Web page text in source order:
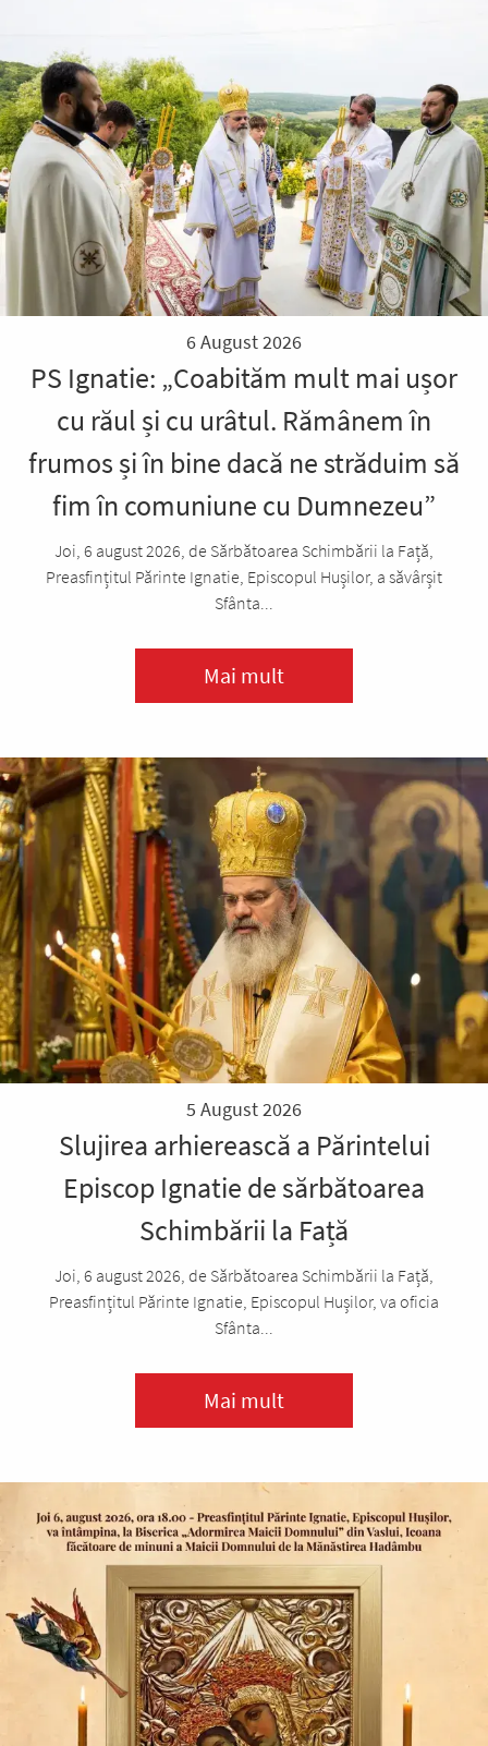
6 August 2026
PS Ignatie: „Coabităm mult mai ușor
cu răul și cu urâtul. Rămânem în
frumos și în bine dacă ne străduim să
fim în comuniune cu Dumnezeu”
Joi, 6 august 2026, de Sărbătoarea Schimbării la Față,
Preasfințitul Părinte Ignatie, Episcopul Hușilor, a săvârșit
Sfânta...
Mai mult
5 August 2026
Slujirea arhierească a Părintelui
Episcop Ignatie de sărbătoarea
Schimbării la Față
Joi, 6 august 2026, de Sărbătoarea Schimbării la Față,
Preasfințitul Părinte Ignatie, Episcopul Hușilor, va oficia
Sfânta...
Mai mult